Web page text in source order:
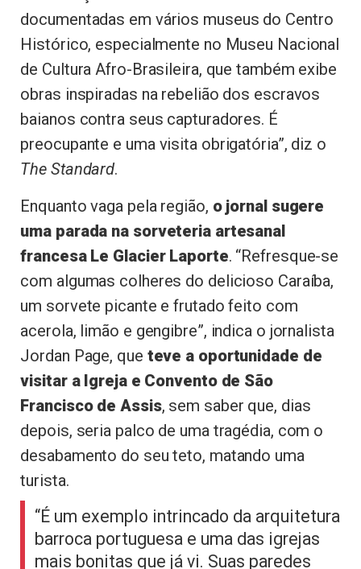
documentadas em vários museus do Centro
Histórico, especialmente no Museu Nacional
de Cultura Afro-Brasileira, que também exibe
obras inspiradas na rebelião dos escravos
baianos contra seus capturadores. É
preocupante e uma visita obrigatória”, diz o
The Standard.
Enquanto vaga pela região, o jornal sugere
uma parada na sorveteria artesanal
francesa Le Glacier Laporte. “Refresque-se
com algumas colheres do delicioso Caraíba,
um sorvete picante e frutado feito com
acerola, limão e gengibre”, indica o jornalista
Jordan Page, que teve a oportunidade de
visitar a Igreja e Convento de São
Francisco de Assis, sem saber que, dias
depois, seria palco de uma tragédia, com o
desabamento do seu teto, matando uma
turista.
“É um exemplo intrincado da arquitetura
barroca portuguesa e uma das igrejas
mais bonitas que já vi. Suas paredes